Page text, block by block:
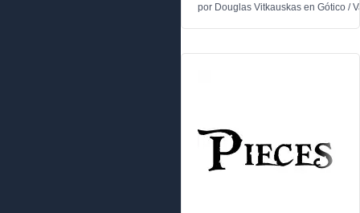
por Douglas Vitkauskas en Gótico /